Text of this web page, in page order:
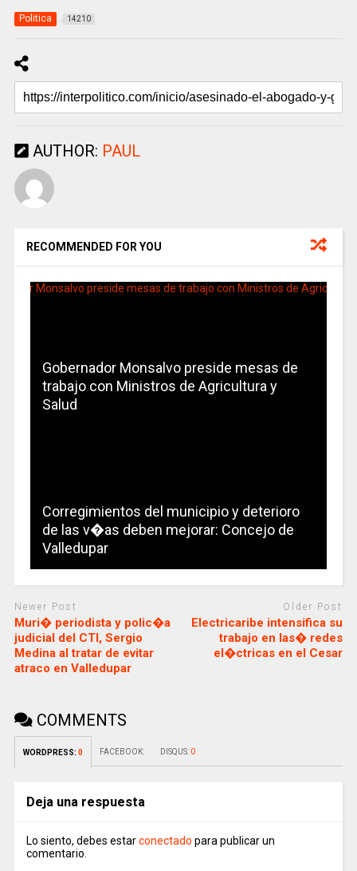
Politica 14210
AUTHOR: PAUL
RECOMMENDED FOR YOU
Gobernador Monsalvo preside mesas de
trabajo con Ministros de Agricultura y
Salud
Corregimientos del municipio y deterioro
de las v�as deben mejorar: Concejo de
Valledupar
Newer Post
Muri� periodista y polic�a
judicial del CTI, Sergio
Medina al tratar de evitar
atraco en Valledupar
Older Post
Electricaribe intensifica su
trabajo en las� redes
el�ctricas en el Cesar
COMMENTS
WORDPRESS: 0 FACEBOOK: DISQUS: 0
Deja una respuesta
Lo siento, debes estarconectado para publicar un
comentario.